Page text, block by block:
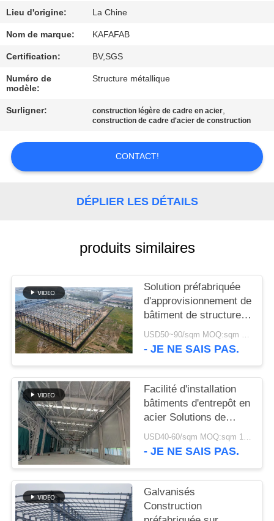
DE
NOUS
VISITE
DE
L'USINE
CONTRÔLE
QUALITÉ
NOUVELLES
CAS
PLAN
DU
SITE
POLITIQUE
DE
CONFIDENTIALITÉ
Lieu d'origine: La Chine
Nom de marque: KAFAFAB
Certification: BV,SGS
Numéro de
modèle:
Structure métallique
Surligner: construction légère de cadre en acier,
construction de cadre d'acier de construction
CONTACT!
DÉPLIER LES DÉTAILS
produits similaires
Solution préfabriquée
d'approvisionnement de
bâtiment de structure
métallique pour
l'industrie
USD50~90/sqm MOQ:sqm 1000
- JE NE SAIS PAS.
Facilité d'installation
bâtiments d'entrepôt en
acier Solutions de
stockage
respectueuses de
USD40-60/sqm MOQ:sqm 1000
- JE NE SAIS PAS.
Galvanisés
Construction